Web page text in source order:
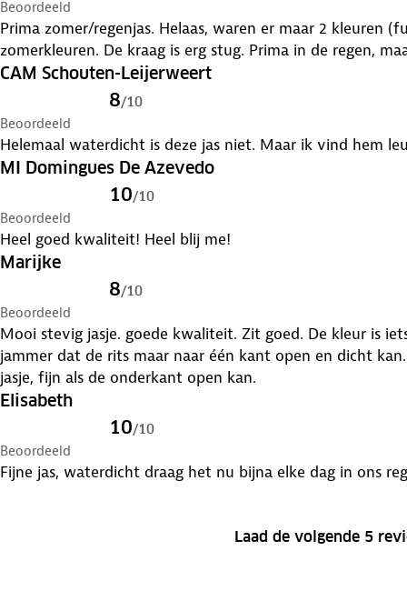
Beoordeeld
Prima zomer/regenjas. Helaas, waren er maar 2 kleuren
zomerkleuren. De kraag is erg stug. Prima in de regen,
CAM Schouten-Leijerweert
8/10
Beoordeeld
Helemaal waterdicht is deze jas niet. Maar ik vind hem
MI Domingues De Azevedo
10/10
Beoordeeld
Heel goed kwaliteit! Heel blij me!
Marijke
8/10
Beoordeeld
Mooi stevig jasje. goede kwaliteit. Zit goed. De kleur is
jammer dat de rits maar naar één kant open en dicht
jasje, fijn als de onderkant open kan.
Elisabeth
10/10
Beoordeeld
Fijne jas, waterdicht draag het nu bijna elke dag in ons
Laad de volgende 5